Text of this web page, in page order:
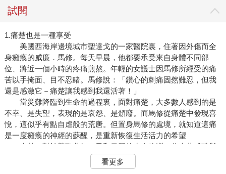
試閱
1.痛楚也是一種享受
美國西海岸邊境城市聖達戈的一家醫院裏，住著因外傷而全
身癱瘓的威廉．馬修。每天早晨，他都要承受來自身體不同部
位、將近一個小時的疼痛煎熬。年輕的女護士因馬修所經受的痛
苦以手掩面、目不忍睹。馬修說：「鑽心的刺痛固然難忍，但我
還是感激它－痛楚讓我感到我還活著！」
當災難降臨到生命的過程裏，面對痛楚，大多數人感到的是
不幸、是失望，表現的是哀怨、是頹廢。而馬修從痛楚中發現喜
悅，這似乎有點自虐般的荒唐。但置身馬修的處境，就知道這痛
是一度癱瘓的神經的蘇醒，是重新恢復生活活力的希望
痛楚，對於鶯歌燕舞、風和日麗的生命綠洲，代表著殘酷與
不幸，但對於麻木無知覺，它又是生命的喜悅。因為如果痛楚感
是一處斷壁殘垣的話，無知無覺的麻木則無異於死寂的戈壁沙
看更多